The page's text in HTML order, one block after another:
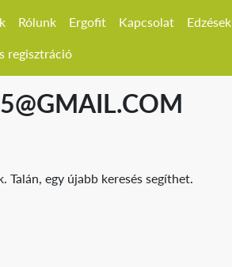
Rólunk Ergofit Kapcsolat Edzések
regisztráció
egy újabb keresés segíthet.